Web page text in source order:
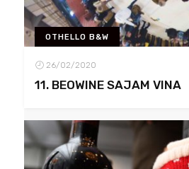
OTHELLO B&W
26/02/2020
11. BEOWINE SAJAM VINA